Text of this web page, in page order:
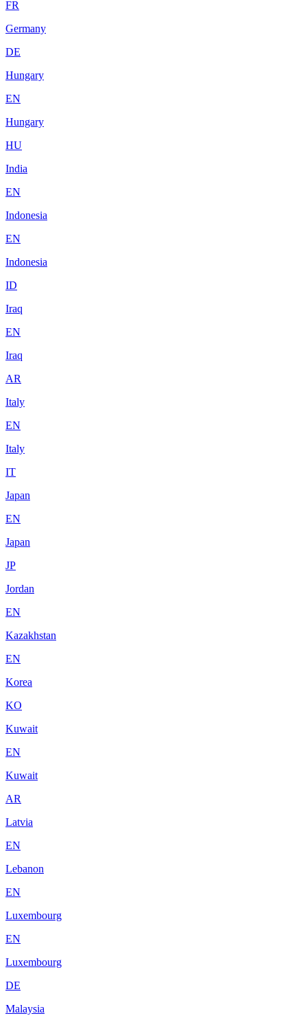
FR
Germany
DE
Hungary
EN
Hungary
HU
India
EN
Indonesia
EN
Indonesia
ID
Iraq
EN
Iraq
AR
Italy
EN
Italy
IT
Japan
EN
Japan
JP
Jordan
EN
Kazakhstan
EN
Korea
KO
Kuwait
EN
Kuwait
AR
Latvia
EN
Lebanon
EN
Luxembourg
EN
Luxembourg
DE
Malaysia